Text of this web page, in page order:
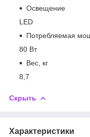
Освещение
LED
Потребляемая
80 Вт
Вес, кг
8,7
Скрыть
Характеристики